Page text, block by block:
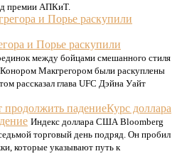
премии АПКиТ.
и Порье раскупили
между бойцами смешанного стиля
Макгрегором были раскуплены
рассказал глава UFC Дэйна Уайт
Курс доллара
Индекс доллара США Bloomberg
торговый день подряд. Он пробил
которые указывают путь к